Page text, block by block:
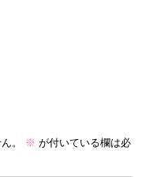
。 ※ が付いている欄は必